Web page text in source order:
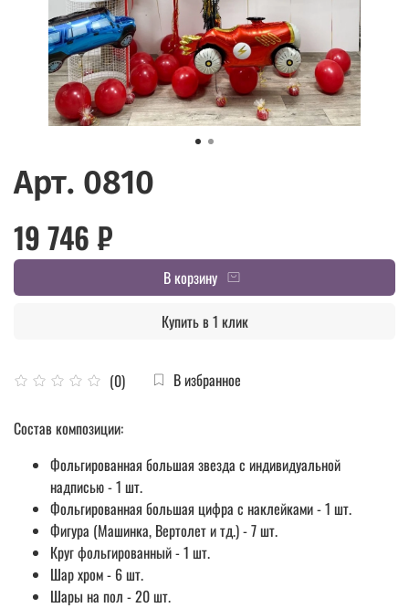
Арт. 0810
(0) В избранное
19 746 ₽
В корзину
Купить в 1 клик
Состав композиции:
Фольгированная большая звезда с индивидуальной
надписью - 1 шт.
Фольгированная большая цифра с наклейками - 1 шт.
Фигура (Машинка, Вертолет и тд.) - 7 шт.
Круг фольгированный - 1 шт.
Шар хром - 6 шт.
Шары на пол - 20 шт.